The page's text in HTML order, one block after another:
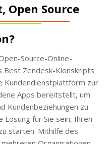
Open Source
Source-Online-
Best Zendesk-Klonskripts
Kundendienstplattform zur
Apps bereitstellt, um
Kundenbeziehungen zu
Lösung für Sie sein, Ihren
starten. Mithilfe des